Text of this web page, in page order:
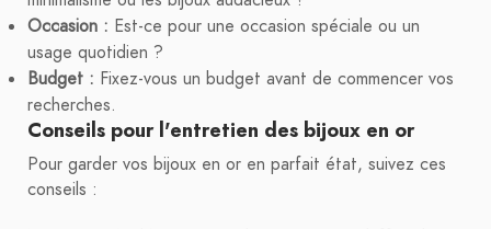
Occasion : Est-ce pour une occasion spéciale ou un
usage quotidien ?
Budget : Fixez-vous un budget avant de commencer vos
recherches.
Conseils pour l'entretien des bijoux en or
Pour garder vos bijoux en or en parfait état, suivez ces
conseils :